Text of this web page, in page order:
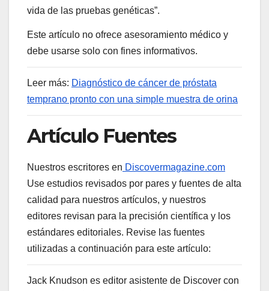
vida de las pruebas genéticas”.
Este artículo no ofrece asesoramiento médico y
debe usarse solo con fines informativos.
Leer más: Diagnóstico de cáncer de próstata
temprano pronto con una simple muestra de orina
Artículo Fuentes
Nuestros escritores en Discovermagazine.com
Use estudios revisados ​​por pares y fuentes de alta
calidad para nuestros artículos, y nuestros
editores revisan para la precisión científica y los
estándares editoriales. Revise las fuentes
utilizadas a continuación para este artículo:
Jack Knudson es editor asistente de Discover con